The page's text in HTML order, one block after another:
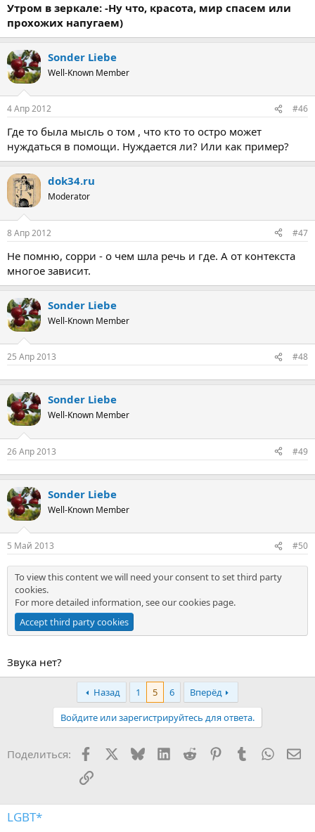
Утром в зеркале: -Ну что, красота, мир спасем или
прохожих напугаем)
Sonder Liebe
Well-Known Member
4 Апр 2012 #46
Где то была мысль о том , что кто то остро может
нуждаться в помощи. Нуждается ли? Или как пример?
dok34.ru
Moderator
8 Апр 2012 #47
Не помню, сорри - о чем шла речь и где. А от контекста
многое зависит.
Sonder Liebe
Well-Known Member
25 Апр 2013 #48
Sonder Liebe
Well-Known Member
26 Апр 2013 #49
Sonder Liebe
Well-Known Member
5 Май 2013 #50
To view this content we will need your consent to set third party
cookies.
For more detailed information, see ourcookies page.
Accept third party cookies
Звука нет?
Назад 1 5 6
Вперёд
Войдите или зарегистрируйтесь для ответа.
Поделиться: Facebook BlueskyLinkedIn
Reddit PinterestTumblr
Ссылка
LGBT*